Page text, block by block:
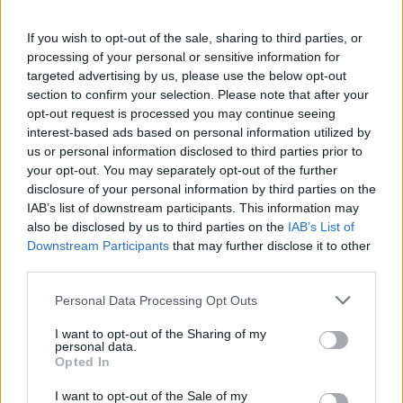
If you wish to opt-out of the sale, sharing to third parties, or
processing of your personal or sensitive information for
targeted advertising by us, please use the below opt-out
section to confirm your selection. Please note that after your
opt-out request is processed you may continue seeing
interest-based ads based on personal information utilized by
us or personal information disclosed to third parties prior to
your opt-out. You may separately opt-out of the further
disclosure of your personal information by third parties on the
IAB’s list of downstream participants. This information may
also be disclosed by us to third parties on the IAB’s List of
Downstream Participants that may further disclose it to other
Personal Data Processing Opt Outs
I want to opt-out of the Sharing of my
personal data.
Opted In
I want to opt-out of the Sale of my
Tajfuni “Dolphin” prek
Azinë, mbi 1,300 fluturime
anulohen dhe më shumë
se 400 mijë banorë
evakuohen
Zjarri masiv që përfshiu
Krujën duke shkrumbuar
sipërfaqe të mëdha/
Rama: Shmangëm një
bilanc tragjik
Turqia vendos kufizime
Zi, shtohen paqartësitë
për tregtinë detare
Aksident në Peru/
dhe katër të plagosur në